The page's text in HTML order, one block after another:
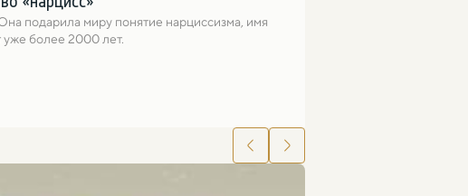
подарила миру понятие нарциссизма, имя
уже более 2000 лет.